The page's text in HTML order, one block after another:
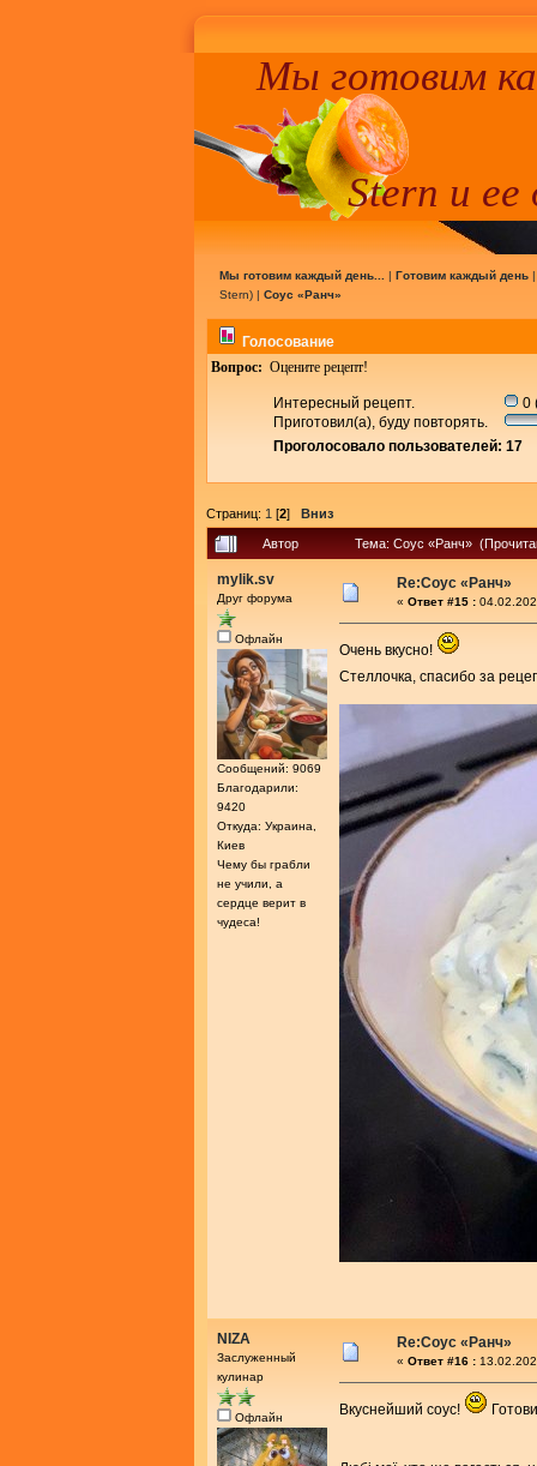
Мы готовим
Stern и ее
Мы готовим каждый день... | Готовим каждый день
Stern) | Соус «Ранч»
Голосование
Вопрос: Оцените рецепт!
Интересный рецепт.
0
Приготовил(а), буду повторять.
Проголосовало пользователей: 17
Страниц: 1 [2] Вниз
Автор Тема: Соус «Ранч»
mylik.sv
Друг форума
Офлайн
Сообщений: 9069
Благодарили:
9420
Откуда: Украина,
Киев
Чему бы грабли
не учили, а
сердце верит в
чудеса!
Re:Соус «Ранч»
« Ответ #15 :
Очень вкусно!
Стеллочка, спасибо за
NIZA
Заслуженный
кулинар
Офлайн
Re:Соус «Ранч»
« Ответ #16 :
Вкуснейший соус!